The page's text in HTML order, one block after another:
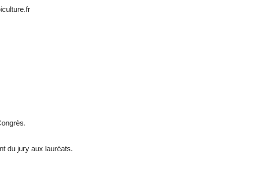
du jury aux lauréats.